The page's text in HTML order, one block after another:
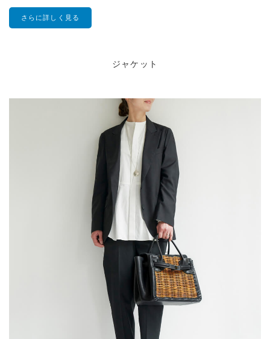
さらに詳しく見る
ジャケット